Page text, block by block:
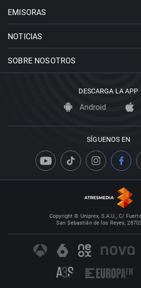
EMISORAS
NOTICIAS
SOBRE NOSOTROS
DESCARGA LA APP
Android
SÍGUENOS EN
Copyright © Uniprex, S.A.U., C/
San Sebastián de los Reyes,